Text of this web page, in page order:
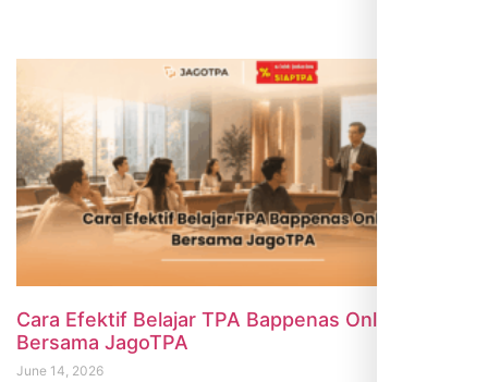
Cara Efektif Belajar TPA Bappenas Online
Bersama JagoTPA
June 14, 2026